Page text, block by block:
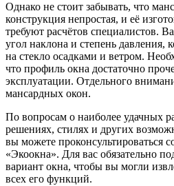
Однако не стоит забывать, что
конструкция непростая, и её
требуют расчётов специалистов.
угол наклона и степень давления,
на стекло осадками и ветром.
что профиль окна достаточно
эксплуатации. Отдельного
мансардных окон.
По вопросам о наиболее удачных
решениях, стилях и других
вы можете проконсультироваться
«Экоокна». Для вас обязательно
вариант окна, чтобы вы могли
всех его функций.